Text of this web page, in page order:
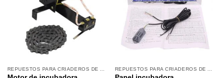
REPUESTOS PARA CRIADEROS DE AVES REPUESTOS PARA CRIADEROS DE AVES